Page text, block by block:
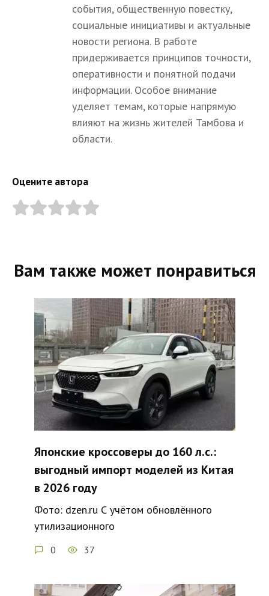
события, общественную повестку,
социальные инициативы и актуальные
новости региона. В работе
придерживается принципов точности,
оперативности и понятной подачи
информации. Особое внимание
уделяет темам, которые напрямую
влияют на жизнь жителей Тамбова и
области.
Оцените автора
Вам также может понравиться
Японские кроссоверы до 160 л.с.:
выгодный импорт моделей из Китая
в 2026 году
Фото: dzen.ru С учётом обновлённого
утилизационного
0 37